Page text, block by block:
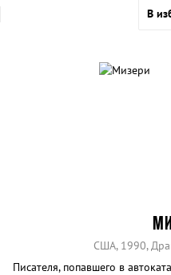
В
США, 1990,
Писателя, попавшего в